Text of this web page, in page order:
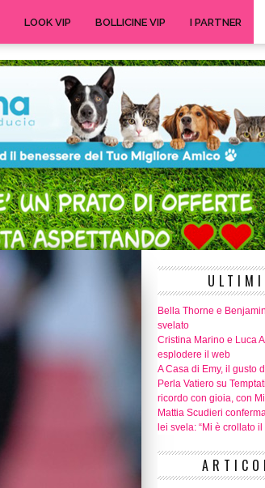
LOOK VIP BOLLICINE VIP I PARTNER
Bella Thorne e
svelato
Cristina Marino e Luca
esplodere il web
A Casa di Emy, il gusto
Perla Vatiero su
ricordo con gioia, con
Mattia Scudieri
lei svela: “Mi è crollato